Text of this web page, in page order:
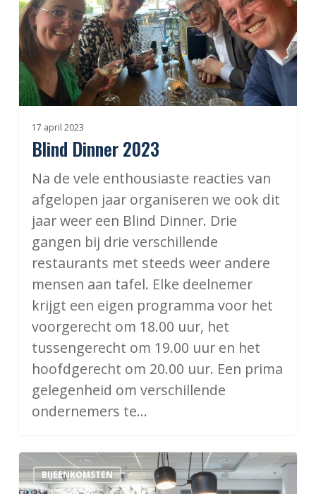
17 april 2023
Blind Dinner 2023
Na de vele enthousiaste reacties van
afgelopen jaar organiseren we ook dit
jaar weer een Blind Dinner. Drie
gangen bij drie verschillende
restaurants met steeds weer andere
mensen aan tafel. Elke deelnemer
krijgt een eigen programma voor het
voorgerecht om 18.00 uur, het
tussengerecht om 19.00 uur en het
hoofdgerecht om 20.00 uur. Een prima
gelegenheid om verschillende
ondernemers te…
Ontbijt
bij
BIJEENKOMSTEN